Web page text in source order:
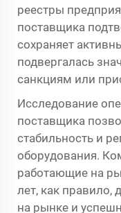
реестры
поставщика
сохраняет
подвергалась
санкциям или
Исследование
поставщика
стабильность и
оборудования.
работающие на
лет, как правило,
на рынке и